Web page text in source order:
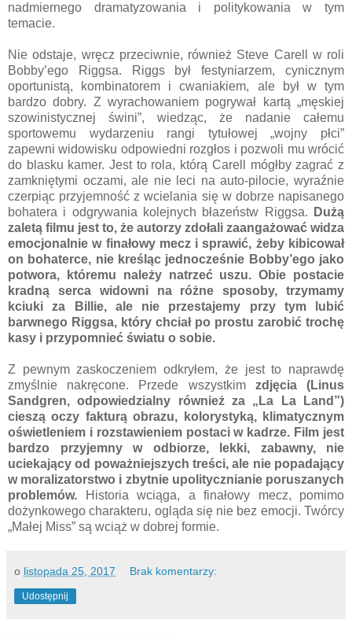
nadmiernego dramatyzowania i politykowania w tym
temacie.
Nie odstaje, wręcz przeciwnie, również Steve Carell w roli
Bobby’ego Riggsa. Riggs był festyniarzem, cynicznym
oportunistą, kombinatorem i cwaniakiem, ale był w tym
bardzo dobry. Z wyrachowaniem pogrywał kartą „męskiej
szowinistycznej świni”, wiedząc, że nadanie całemu
sportowemu wydarzeniu rangi tytułowej „wojny płci”
zapewni widowisku odpowiedni rozgłos i pozwoli mu wrócić
do blasku kamer. Jest to rola, którą Carell mógłby zagrać z
zamkniętymi oczami, ale nie leci na auto-pilocie, wyraźnie
czerpiąc przyjemność z wcielania się w dobrze napisanego
bohatera i odgrywania kolejnych błazeństw Riggsa.
Dużą
zaletą filmu jest to, że autorzy zdołali zaangażować widza
emocjonalnie w finałowy mecz i sprawić, żeby kibicował
on bohaterce, nie kreśląc jednocześnie Bobby’ego jako
potwora, któremu należy natrzeć uszu. Obie postacie
kradną serca widowni na różne sposoby, trzymamy
kciuki za Billie, ale nie przestajemy przy tym lubić
barwnego Riggsa, który chciał po prostu zarobić trochę
kasy i przypomnieć światu o sobie.
Z pewnym zaskoczeniem odkryłem, że jest to naprawdę
zmyślnie nakręcone. Przede wszystkim zdjęcia (Linus
Sandgren, odpowiedzialny również za „La La Land”)
cieszą oczy fakturą obrazu, kolorystyką, klimatycznym
oświetleniem i rozstawieniem postaci w kadrze. Film jest
bardzo przyjemny w odbiorze, lekki, zabawny, nie
uciekający od poważniejszych treści, ale nie popadający
w moralizatorstwo i zbytnie upolitycznianie poruszanych
problemów. Historia wciąga, a finałowy mecz, pomimo
dożynkowego charakteru, ogląda się nie bez emocji. Twórcy
„Małej Miss” są wciąż w dobrej formie.
o listopada 25, 2017 Brak komentarzy:
Udostępnij